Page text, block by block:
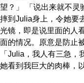
望？」 「说出来就不灵
摔到Julia身上，令她要
光镜，即是说里面的人
面的情况。原意是防止
「Julia，我人有三急
她看到我巨大的肉棒，